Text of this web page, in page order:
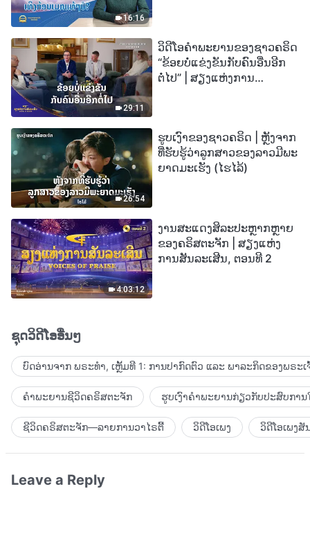
16:16
29:11
ວິດີໂອຄຳພະຍານຂອງຊາວຄຣິດ
“ຂ້ອຍບໍ່ແຂ່ງຂັນກັບຄົນອື່ນອີກ
ຕໍ່ໄປ” | ສຽງແຫ່ງການ
26:54
ຮູບເງົາຂອງຊາວຄຣິດ | ຫຼັງຈາກ
ທີ່ຮັບຮູ້ວ່າລູກສາວຂອງລາວມີພະ
ຍາດມະເຮັງ (ໄຮໄລ້)
4:03:12
ງານສະແດງສິລະປະຫຼາກຫຼາຍ
ຂອງຄຣິສຕະຈັກ | ສຽງແຫ່ງ
ການສັນລະເສີນ, ຕອນທີ 2
ຊຸດວິດີໂອອື່ນໆ
ບົດອ່ານຈາກ ພຣະທຳ, ເຫຼັ້ມທີ 1: ການປາກົດຕົວ ແລະ ພາລະກິດຂອງພຣະເ
ຄຳພະຍານຊີວິດຄຣິສຕະຈັກ ຮູບເງົາຄຳພະຍານກ່ຽວກັບປະສົບກາ
ຊີວິດຄຣິສຕະຈັກ—ລາຍການວາໄຣຕີ້ ວິດີໂອເພງ ວິດີໂອເພງສັ
Leave a Reply